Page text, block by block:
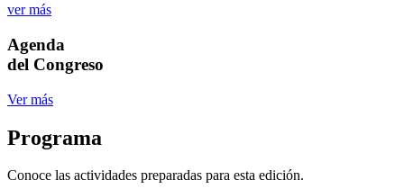
ver más
Agenda
del Congreso
Ver más
Programa
Conoce las actividades preparadas para esta edición.